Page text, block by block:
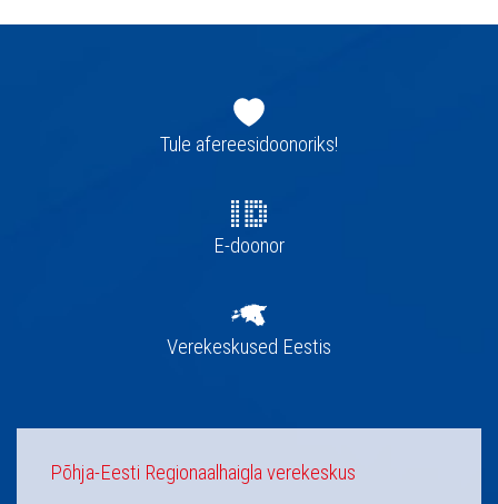
navigatsioonTule afereesidoonoriks!
E-doonor
Verekeskused Eestis
Põhja-Eesti Regionaalhaigla verekeskus